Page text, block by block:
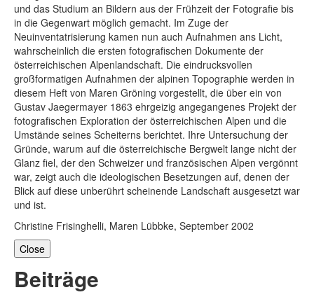
und das Studium an Bildern aus der Frühzeit der Fotografie bis
in die Gegenwart möglich gemacht. Im Zuge der
Neuinventatrisierung kamen nun auch Aufnahmen ans Licht,
wahrscheinlich die ersten fotografischen Dokumente der
österreichischen Alpenlandschaft. Die eindrucksvollen
großformatigen Aufnahmen der alpinen Topographie werden in
diesem Heft von Maren Gröning vorgestellt, die über ein von
Gustav Jaegermayer 1863 ehrgeizig angegangenes Projekt der
fotografischen Exploration der österreichischen Alpen und die
Umstände seines Scheiterns berichtet. Ihre Untersuchung der
Gründe, warum auf die österreichische Bergwelt lange nicht der
Glanz fiel, der den Schweizer und französischen Alpen vergönnt
war, zeigt auch die ideologischen Besetzungen auf, denen der
Blick auf diese unberührt scheinende Landschaft ausgesetzt war
und ist.
Christine Frisinghelli, Maren Lübbke, September 2002
Close
Beiträge